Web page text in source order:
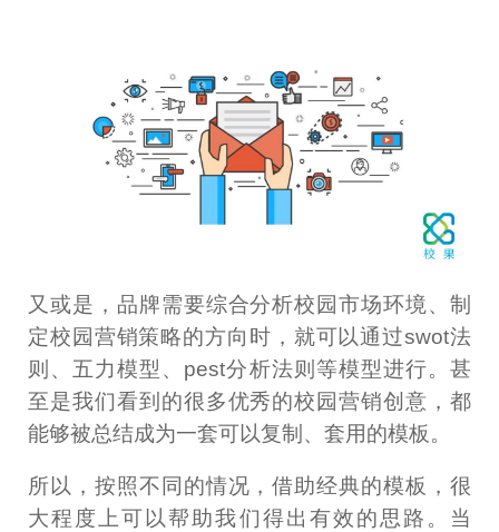
又或是，品牌需要综合分析校园市场环境、制
定校园营销策略的方向时，就可以通过swot法
则、五力模型、pest分析法则等模型进行。甚
至是我们看到的很多优秀的校园营销创意，都
能够被总结成为一套可以复制、套用的模板。
所以，按照不同的情况，借助经典的模板，很
大程度上可以帮助我们得出有效的思路。当